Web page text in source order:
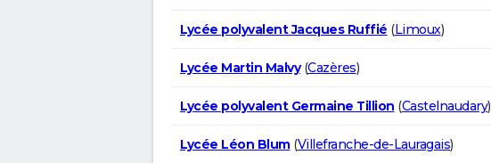
Lycée polyvalent Jacques Ruffié (Limoux)
Lycée Martin Malvy(Cazères)
Lycée polyvalent Germaine Tillion (Castelnaudary)
Lycée Léon Blum(Villefranche-de-Lauragais)